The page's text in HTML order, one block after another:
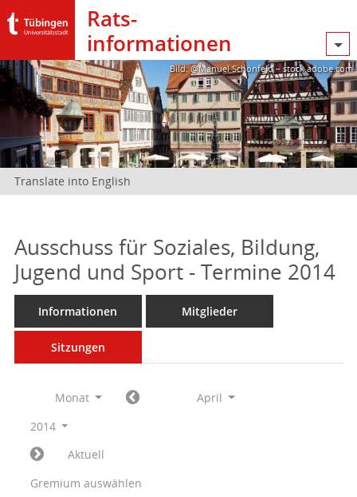
Rats­
informationen
Bild: @Manuel Schönfeld – stock.adobe.com
Translate into English
Ausschuss für Soziales, Bildung,
Jugend und Sport - Termine 2014
Informationen Mitglieder
Sitzungen
Monat
April
2014
Aktuell
Gremium auswählen